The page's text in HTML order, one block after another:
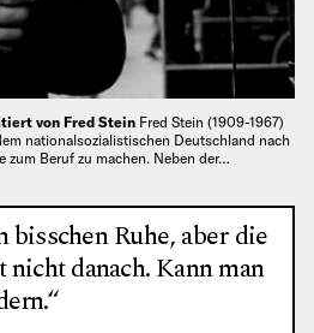
von Fred Stein Fred Stein (1909-1967)
nationalsozialistischen Deutschland nach
zum Beruf zu machen. Neben der…
bisschen Ruhe, aber die
danach. Kann man